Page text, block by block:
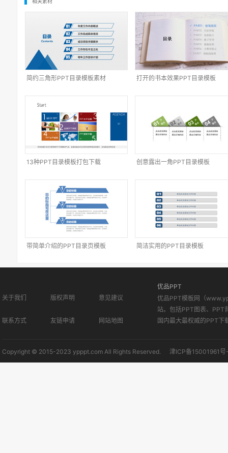
简约三角形PPT目录模板素材 打开的书本效果PPT目录模板
13种PPT目录模板打包下载 创意露出一角PPT目录模板
带简单介绍的PPT目录页模板 简洁实用的PPT目录模板
关于我们 版权声明 意见建议
联系方式 友链申请 网站地图
优品PPT
优品PPT模板网（
站。包括PPT图表、PPT
国内最大最权威的PPT下
Copyright © 2015-2023 ypppt.com All Rights Reserved. 津ICP备15001961号